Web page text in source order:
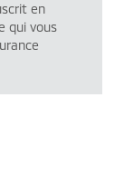
en
qui vous